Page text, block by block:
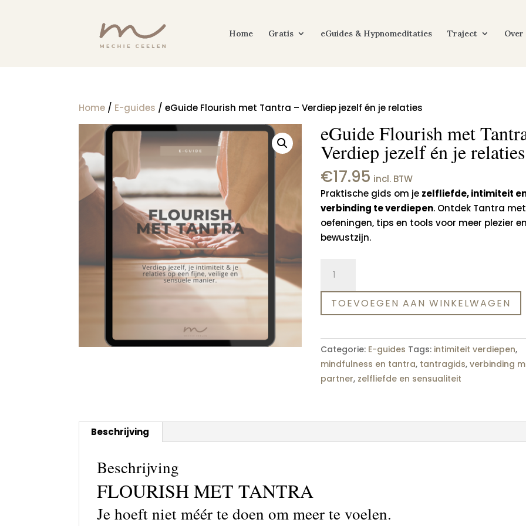
Home Gratis eGuides & Hypnomeditaties Traject
Home / E-guides / eGuide Flourish met Tantra – Verdiep jezelf én je relaties
eGuide Flourish met
Verdiep jezelf én je relaties
€17.95 incl. BTW
Praktische gids om je zelfliefde, intimiteit
verbinding te verdiepen. Ontdek Tantra met
oefeningen, tips en tools voor meer plezier
bewustzijn.
Flourish
met
Tantra
Verdiep
jezelf
én
je
TOEVOEGEN AAN WINKELWAGEN
Categorie: E-guides Tags: intimiteit verdiepen,
mindfulness en tantra, tantragids,verbinding
partner, zelfliefde en sensualiteit
Beschrijving
Beschrijving
FLOURISH MET TANTRA
Je hoeft niet méér te doen om meer te voelen.